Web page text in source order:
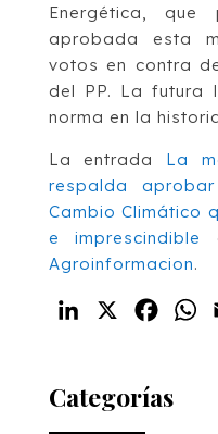
Energética, que
aprobada esta
votos en contra
del PP. La futura
norma en la
La entrada La
respalda
Cambio Climático
e imprescindible
Agroinformacion.
LinkedIn
Categorías